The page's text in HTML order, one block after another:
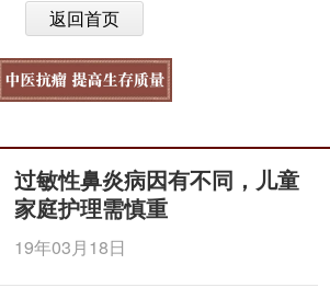
返回首页
过敏性鼻炎病因有不同，儿童
家庭护理需慎重
19年03月18日